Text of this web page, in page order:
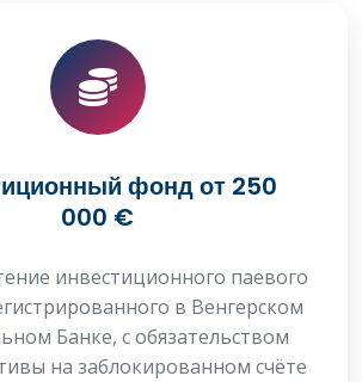
фонд от 250
000 €
инвестиционного паевого
в Венгерском
Банке, с обязательством
на заблокированном счёте